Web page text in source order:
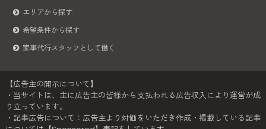
エリアから探す
希望条件から探す
家事代行スタッフとして働く
【広告主の開示について】
・当サイトは、主に広告主の皆様から支払われる広告収入により運営が成
り立っています。
・記事広告について：広告主より対価をいただき作成・掲載している記事